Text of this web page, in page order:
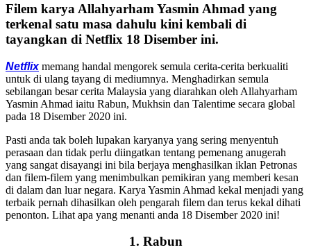
Filem karya Allahyarham Yasmin Ahmad yang
terkenal satu masa dahulu kini kembali di
tayangkan di Netflix 18 Disember ini.
Netflixmemang handal mengorek semula cerita-cerita berkualiti
untuk di ulang tayang di mediumnya. Menghadirkan semula
sebilangan besar cerita Malaysia yang diarahkan oleh Allahyarham
Yasmin Ahmad iaitu Rabun, Mukhsin dan Talentime secara global
pada 18 Disember 2020 ini.
Pasti anda tak boleh lupakan karyanya yang sering menyentuh
perasaan dan tidak perlu diingatkan tentang pemenang anugerah
yang sangat disayangi ini bila berjaya menghasilkan iklan Petronas
dan filem-filem yang menimbulkan pemikiran yang memberi kesan
di dalam dan luar negara. Karya Yasmin Ahmad kekal menjadi yang
terbaik pernah dihasilkan oleh pengarah filem dan terus kekal dihati
penonton. Lihat apa yang menanti anda 18 Disember 2020 ini!
1. Rabun